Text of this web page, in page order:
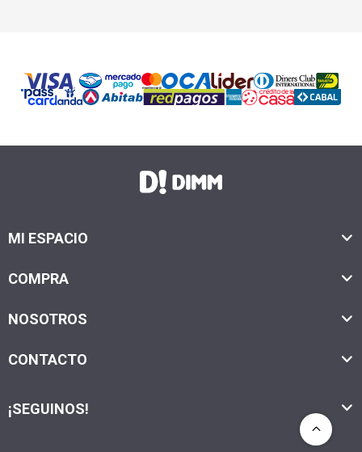
MI ESPACIO
COMPRA
NOSOTROS
CONTACTO
¡SEGUINOS!